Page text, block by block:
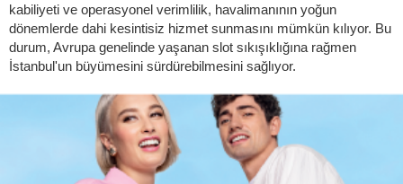
kabiliyeti ve operasyonel verimlilik, havalimanının yoğun
dönemlerde dahi kesintisiz hizmet sunmasını mümkün kılıyor. Bu
durum, Avrupa genelinde yaşanan slot sıkışıklığına rağmen
İstanbul'un büyümesini sürdürebilmesini sağlıyor.